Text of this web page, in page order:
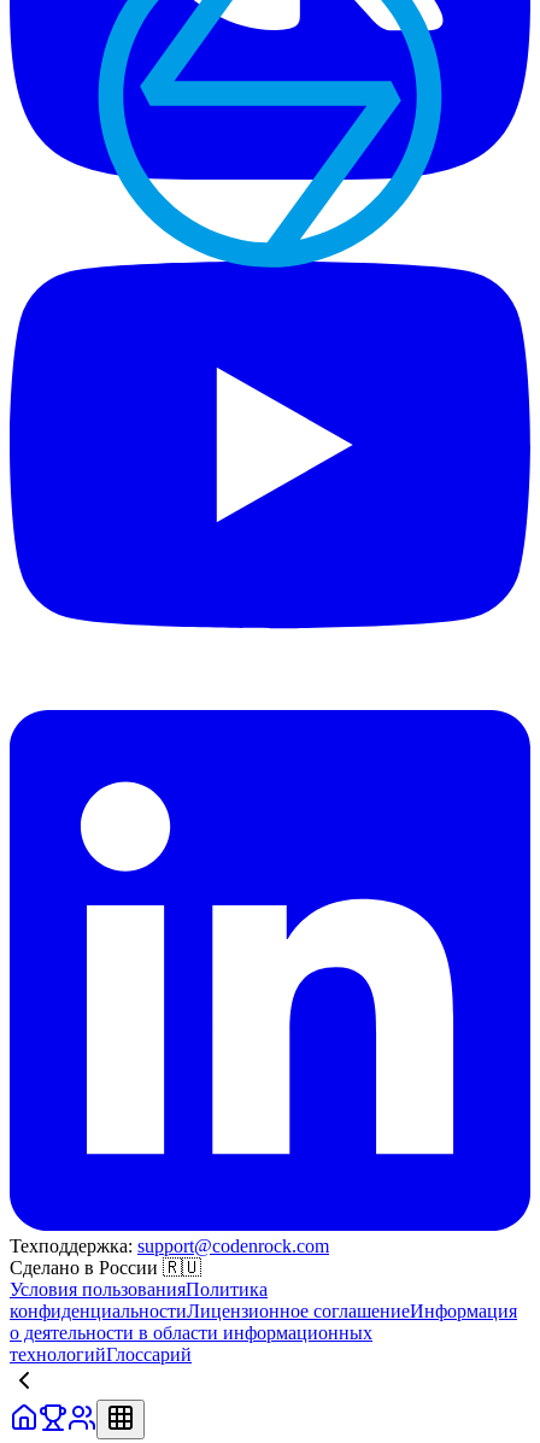
Техподдержка: support@codenrock.com
Сделано в России 🇷🇺
Условия пользованияПолитика
конфиденциальностиЛицензионное соглашениеИнформация
о деятельности в области информационных
технологийГлоссарий